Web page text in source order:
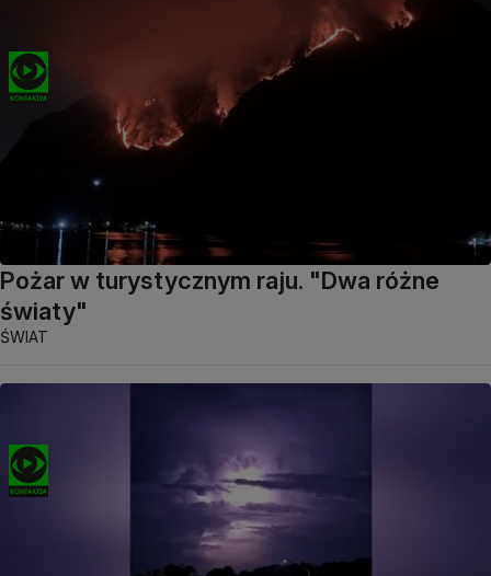
Pożar w turystycznym raju. "Dwa różne
światy"
ŚWIAT